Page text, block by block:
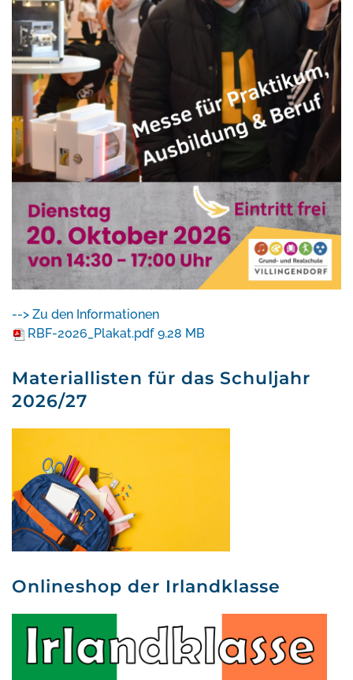
--> Zu den Informationen
RBF-2026_Plakat.pdf 9.28 MB
Materiallisten für das Schuljahr
2026/27
Onlineshop der Irlandklasse